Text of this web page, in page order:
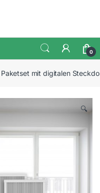
0
Paketset mit digitalen
🔍